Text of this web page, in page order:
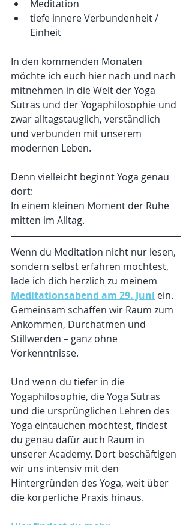
Meditation
tiefe innere Verbundenheit /
Einheit
In den kommenden Monaten
möchte ich euch hier nach und nach
mitnehmen in die Welt der Yoga
Sutras und der Yogaphilosophie und
zwar alltagstauglich, verständlich
und verbunden mit unserem
modernen Leben.
Denn vielleicht beginnt Yoga genau
dort:
In einem kleinen Moment der Ruhe
mitten im Alltag.
Wenn du Meditation nicht nur lesen,
sondern selbst erfahren möchtest,
lade ich dich herzlich zu meinem
Meditationsabend am 29. Juni ein.
Gemeinsam schaffen wir Raum zum
Ankommen, Durchatmen und
Stillwerden – ganz ohne
Vorkenntnisse.
Und wenn du tiefer in die
Yogaphilosophie, die Yoga Sutras
und die ursprünglichen Lehren des
Yoga eintauchen möchtest, findest
du genau dafür auch Raum in
unserer Academy. Dort beschäftigen
wir uns intensiv mit den
Hintergründen des Yoga, weit über
die körperliche Praxis hinaus.